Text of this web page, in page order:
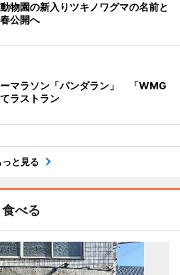
物園の新入りツキノワグマの名前と
公開へ
マラソン「パンダラン」 「WMG
ラストラン
っと見る
食べる